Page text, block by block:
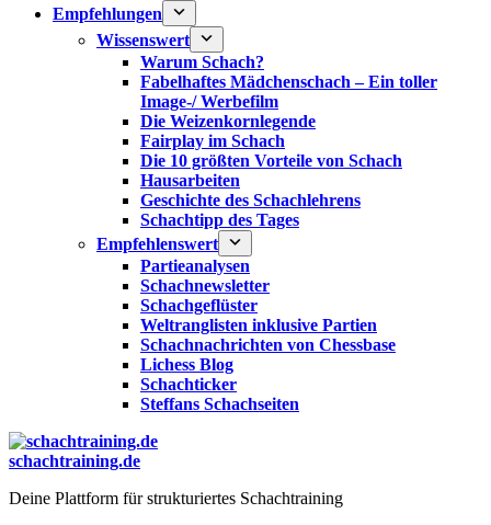
Empfehlungen
Wissenswert
Warum Schach?
Fabelhaftes Mädchenschach – Ein toller
Image-/ Werbefilm
Die Weizenkornlegende
Fairplay im Schach
Die 10 größten Vorteile von Schach‎
Hausarbeiten
Geschichte des Schachlehrens
Schachtipp des Tages
Empfehlenswert
Partieanalysen
Schachnewsletter
Schachgeflüster
Weltranglisten inklusive Partien
Schachnachrichten von Chessbase
Lichess Blog
Schachticker
Steffans Schachseiten
schachtraining.de
Deine Plattform für strukturiertes Schachtraining